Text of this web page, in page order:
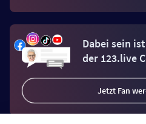
Dabei sein
der 123.live
Jetzt Fan